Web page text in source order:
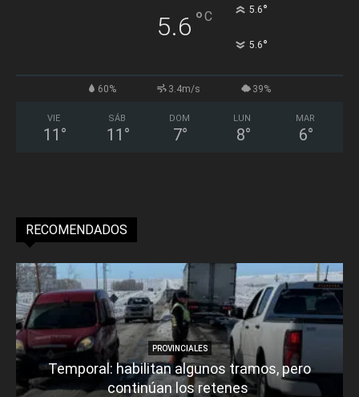
5.6 °C 5.6°
5.6°
60% 3.4m/s 39%
VIE
11 °
SÁB
11 °
DOM
7°
LUN
8°
MAR
6°
RECOMENDADOS
PROVINCIALES
Temporal: habilitan algunos tramos, pero
continúan los retenes